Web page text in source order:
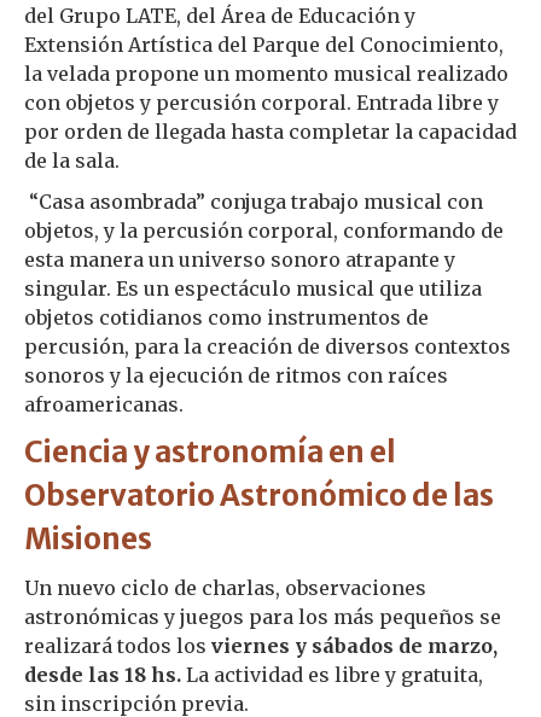
del Grupo LATE, del Área de Educación y
Extensión Artística del Parque del Conocimiento,
la velada propone un momento musical realizado
con objetos y percusión corporal. Entrada libre y
por orden de llegada hasta completar la capacidad
de la sala.
“Casa asombrada” conjuga trabajo musical con
objetos, y la percusión corporal, conformando de
esta manera un universo sonoro atrapante y
singular. Es un espectáculo musical que utiliza
objetos cotidianos como instrumentos de
percusión, para la creación de diversos contextos
sonoros y la ejecución de ritmos con raíces
afroamericanas.
Ciencia y astronomía en el
Observatorio Astronómico de las
Misiones
Un nuevo ciclo de charlas, observaciones
astronómicas y juegos para los más pequeños se
realizará todos los viernes y sábados de marzo,
desde las 18 hs. La actividad es libre y gratuita,
sin inscripción previa.